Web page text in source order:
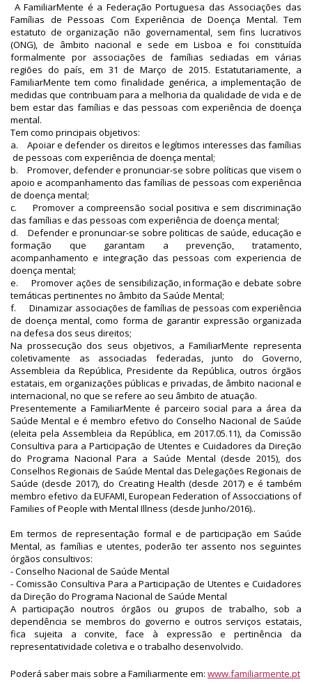
A FamiliarMente é a Federação Portuguesa das Associações das
Famílias de Pessoas Com Experiência de Doença Mental. Tem
estatuto de organização não governamental, sem fins lucrativos
(ONG), de âmbito nacional e sede em Lisboa e foi constituída
formalmente por associações de famílias sediadas em várias
regiões do país, em 31 de Março de 2015. Estatutariamente, a
FamiliarMente tem como finalidade genérica, a implementação de
medidas que contribuam para a melhoria da qualidade de vida e de
bem estar das famílias e das pessoas com experiência de doença
mental.
Tem como principais objetivos:
a. Apoiar e defender os direitos e legítimos interesses das famílias
de pessoas com experiência de doença mental;
b. Promover, defender e pronunciar-se sobre políticas que visem o
apoio e acompanhamento das famílias de pessoas com experiência
de doença mental;
c. Promover a compreensão social positiva e sem discriminação
das famílias e das pessoas com experiência de doença mental;
d. Defender e pronunciar-se sobre politicas de saúde, educação e
formação que garantam a prevenção, tratamento,
acompanhamento e integração das pessoas com experiencia de
doença mental;
e. Promover ações de sensibilização, informação e debate sobre
temáticas pertinentes no âmbito da Saúde Mental;
f. Dinamizar associações de famílias de pessoas com experiência
de doença mental, como forma de garantir expressão organizada
na defesa dos seus direitos;
Na prossecução dos seus objetivos, a FamiliarMente representa
coletivamente as associadas federadas, junto do Governo,
Assembleia da República, Presidente da República, outros órgãos
estatais, em organizações públicas e privadas, de âmbito nacional e
internacional, no que se refere ao seu âmbito de atuação.
Presentemente a FamiliarMente é parceiro social para a área da
Saúde Mental e é membro efetivo do Conselho Nacional de Saúde
(eleita pela Assembleia da República, em 2017.05.11), da Comissão
Consultiva para a Participação de Utentes e Cuidadores da Direção
do Programa Nacional Para a Saúde Mental (desde 2015), dos
Conselhos Regionais de Saúde Mental das Delegações Regionais de
Saúde (desde 2017), do Creating Health (desde 2017) e é também
membro efetivo da EUFAMI, European Federation of Assocciations of
Families of People with Mental Illness (desde Junho/2016)..
Em termos de representação formal e de participação em Saúde
Mental, as famílias e utentes, poderão ter assento nos seguintes
órgãos consultivos:
- Conselho Nacional de Saúde Mental
- Comissão Consultiva Para a Participação de Utentes e Cuidadores
da Direção do Programa Nacional de Saúde Mental
A participação noutros órgãos ou grupos de trabalho, sob a
dependência se membros do governo e outros serviços estatais,
fica sujeita a convite, face à expressão e pertinência da
representatividade coletiva e o trabalho desenvolvido.
Poderá saber mais sobre a Familiarmente em: www.familiarmente.pt